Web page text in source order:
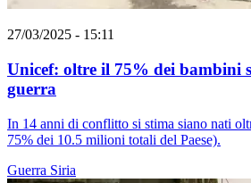
27/03/2025 - 15:11
Unicef: oltre il 75% dei bambini
guerra
In 14 anni di conflitto si stima siano nati
75% dei 10.5 milioni totali del Paese).
Guerra Siria